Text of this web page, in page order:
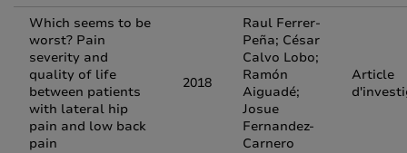
Which seems to be
worst? Pain
severity and
quality of life
between patients
with lateral hip
pain and low back
pain
2018
Raul Ferrer-
Peña; César
Calvo Lobo;
Ramón
Aiguadé;
Josue
Fernandez-
Carnero
Article